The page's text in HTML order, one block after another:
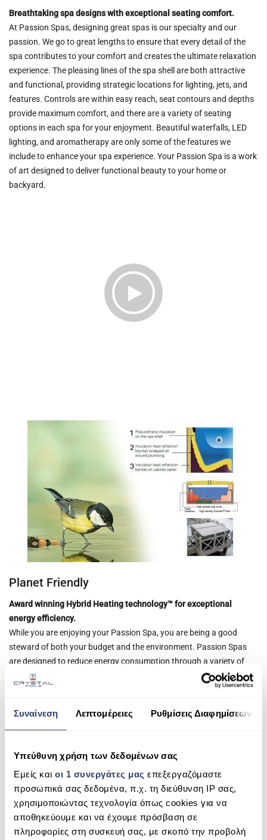
Συναίνεση Λεπτομέρειες Ρυθμίσεις Διαφημίσεων
Υπεύθυνη χρήση των δεδομένων σας
Εμείς και οι 1 συνεργάτες μας επεξεργαζόμαστε
προσωπικά σας δεδομένα, π.χ. τη διεύθυνση IP σας,
χρησιμοποιώντας τεχνολογία όπως cookies για να
αποθηκεύουμε και να έχουμε πρόσβαση σε
πληροφορίες στη συσκευή σας, με σκοπό την προβολή
Breathtaking spa designs with exceptional seating comfort.
At Passion Spas, designing great spas is our specialty and our
passion. We go to great lengths to ensure that every detail of the
spa contributes to your comfort and creates the ultimate relaxation
experience. The pleasing lines of the spa shell are both attractive
and functional, providing strategic locations for lighting, jets, and
features. Controls are within easy reach, seat contours and depths
provide maximum comfort, and there are a variety of seating
options in each spa for your enjoyment. Beautiful waterfalls, LED
lighting, and aromatherapy are only some of the features we
include to enhance your spa experience. Your Passion Spa is a work
of art designed to deliver functional beauty to your home or
backyard.
Planet Friendly
Award winning Hybrid Heating technology™ for exceptional
energy efficiency.
While you are enjoying your Passion Spa, you are being a good
steward of both your budget and the environment. Passion Spas
are designed to reduce energy consumption through a variety of
innovative features. Hybrid Heating™ technology supplements the
heat produced by the electric heater. Specially designed massage
generates heat, thereby easing energy consumption by the heater.
Our programmable controls allow you to set the times when your
only a small amount of electricity to keep your water sparkling
clean. Triple layer insulation, extra thick walk-on safety cover and
Everlast™ ﬂoor support shroud your Passion Spa with one of the
most effective heat containment designs available.